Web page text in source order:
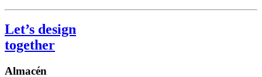
Let’s design
together
Almacén